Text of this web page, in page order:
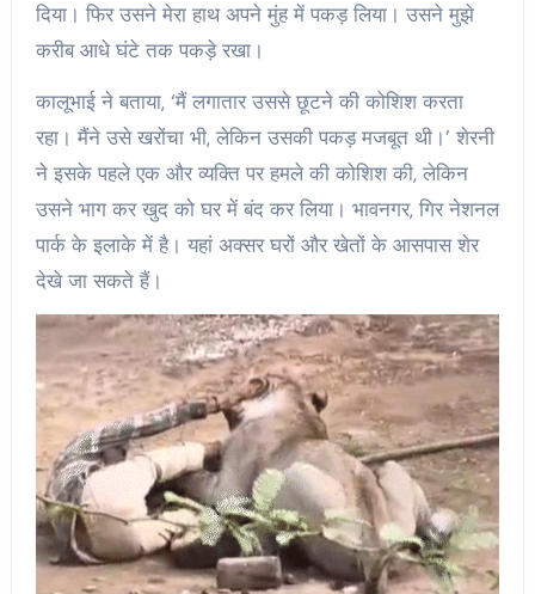
दिया। फिर उसने मेरा हाथ अपने मुंह में पकड़ लिया। उसने मुझे
करीब आधे घंटे तक पकड़े रखा।
कालूभाई ने बताया, ‘मैं लगातार उससे छूटने की कोशिश करता
रहा। मैंने उसे खरोंचा भी, लेकिन उसकी पकड़ मजबूत थी।’ शेरनी
ने इसके पहले एक और व्यक्ति पर हमले की कोशिश की, लेकिन
उसने भाग कर खुद को घर में बंद कर लिया। भावनगर, गिर नेशनल
पार्क के इलाके में है। यहां अक्सर घरों और खेतों के आसपास शेर
देखे जा सकते हैं।